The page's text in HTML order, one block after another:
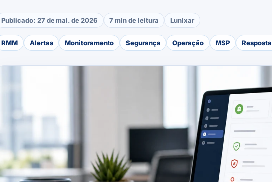
Publicado: 27 de mai. de 2026 7 min de leitura Lunixar
RMM Alertas Monitoramento Segurança Operação MSP